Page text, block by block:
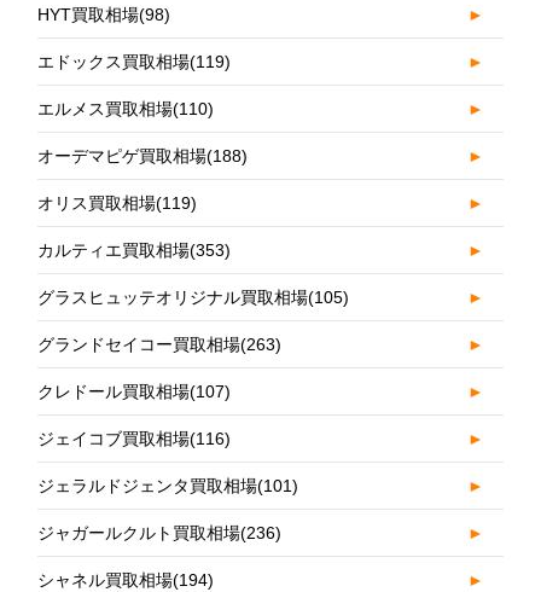
HYT買取相場(98) ►
エドックス買取相場(119) ►
エルメス買取相場(110) ►
オーデマピゲ買取相場(188) ►
オリス買取相場(119) ►
カルティエ買取相場(353) ►
グラスヒュッテオリジナル買取相場(105) ►
グランドセイコー買取相場(263) ►
クレドール買取相場(107) ►
ジェイコブ買取相場(116) ►
ジェラルドジェンタ買取相場(101) ►
ジャガールクルト買取相場(236) ►
シャネル買取相場(194) ►